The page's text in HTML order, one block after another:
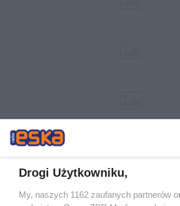
Żaden utwór zamieszczony w serwisie nie może
Drogi Użytkowniku,
My, naszych 1162 zaufanych partnerów